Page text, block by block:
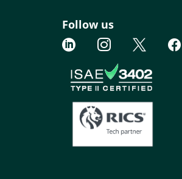
Follow us
   